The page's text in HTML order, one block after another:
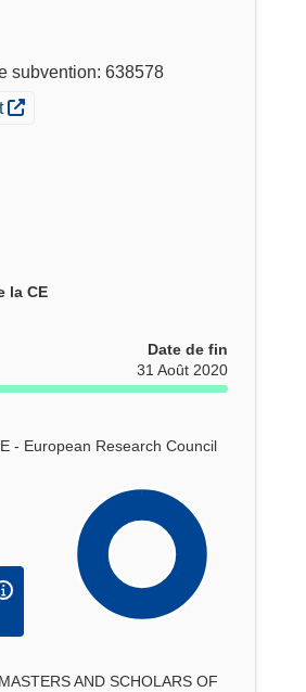
subvention: 638578
fenêtre)
la CE
Date de fin
31 Août 2020
- European Research Council
AND SCHOLARS OF